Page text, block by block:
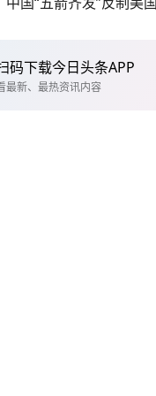
码下载今日头条APP
最新、最热资讯内容